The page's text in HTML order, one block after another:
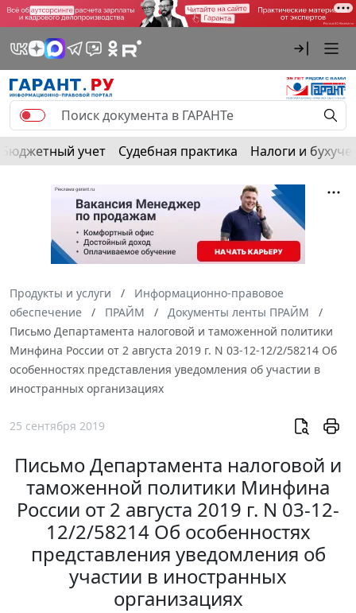
Бюджетный учет Судебная практика Налоги и
Продукты и услуги
Информационно-правовое
обеспечение
ПРАЙМ
Документы ленты ПРАЙМ
Письмо Департамента налоговой и таможенной политики
Минфина России от 2 августа 2019 г. N 03-12-12/2/58214 Об
особенностях представления уведомления об участии в
иностранных организациях
25 сентября 2019
Письмо Департамента налоговой и
таможенной политики Минфина
России от 2 августа 2019 г. N 03-12-
12/2/58214 Об особенностях
представления уведомления об
участии в иностранных
организациях